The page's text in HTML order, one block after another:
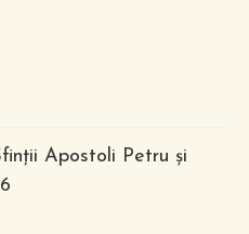
Apostoli Petru și